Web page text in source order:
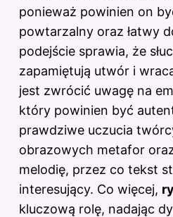
ponieważ powinien on
powtarzalny oraz łatwy
podejście sprawia, że
zapamiętują utwór i
jest zwrócić uwagę na
który powinien być
prawdziwe uczucia
obrazowych metafor
melodię, przez co tekst
interesujący. Co więcej,
kluczową rolę, nadając